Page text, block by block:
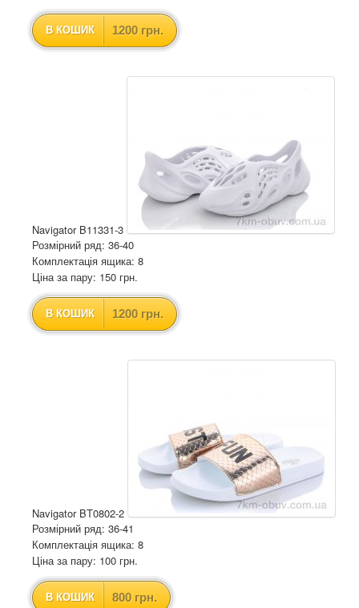
В КОШИК 1200 грн.
Navigator B11331-3
Розмірний ряд: 36-40
Комплектація ящика: 8
Ціна за пару: 150 грн.
В КОШИК 1200 грн.
Navigator BT0802-2
Розмірний ряд: 36-41
Комплектація ящика: 8
Ціна за пару: 100 грн.
В КОШИК 800 грн.